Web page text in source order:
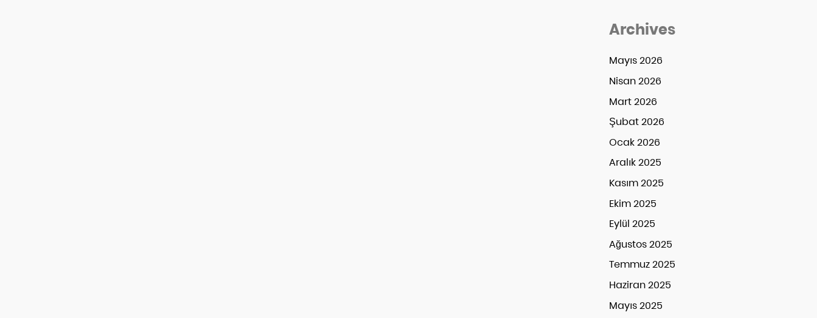
Archives
Mayıs 2026
Nisan 2026
Mart 2026
Şubat 2026
Ocak 2026
Aralık 2025
Kasım 2025
Ekim 2025
Eylül 2025
Ağustos 2025
Temmuz 2025
Haziran 2025
Mayıs 2025